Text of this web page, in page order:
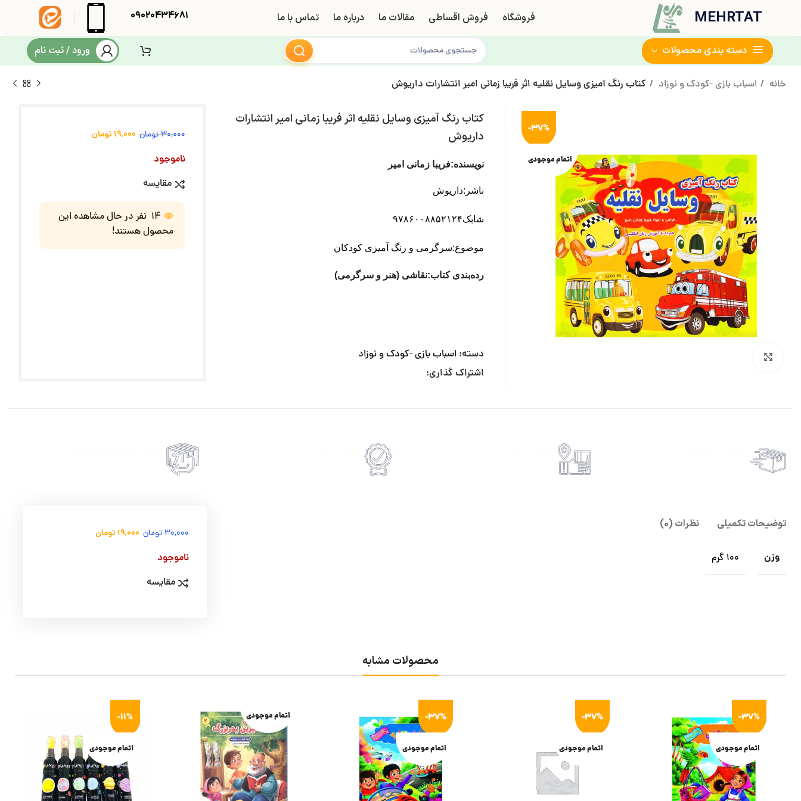
MEHRTAT فروشگاه فروش اقساطی مقالات ما درباره ما تماس با ما 09020434681
دسته بندی محصولات ورود / ثبت نام
خانه اسباب بازی -کودک و نوزاد کتاب رنگ آمیزی وسایل نقلیه اثر فریبا زمانی امیر انتشارات داریوش
-37%
اتمام موجودی
کتاب رنگ آمیزی وسایل نقلیه اثر فریبا زمانی امیر انتشارات
داریوش
نویسنده:فریبا زمانی امیر
ناشر:داریوش
شابک۹۷۸۶۰۰۸۸۵۲۱۲۴
موضوع:سرگرمی و رنگ آمیزی کودکان
رده‌بندی کتاب:نقاشی (هنر و سرگرمی)
دسته: اسباب بازی -کودک و نوزاد
اشتراک گذاری:
30,000تومان 19,000 تومان
ناموجود
مقایسه
14 نفر در حال مشاهده این
محصول هستند!
توضیحات تکمیلی نظرات (0)
وزن 100 گرم
30,000تومان 19,000 تومان
ناموجود
مقایسه
محصولات مشابه
-37%
اتمام موجودی
-37%
اتمام موجودی
-37%
اتمام موجودی
اتمام موجودی -11%
اتمام موجودی